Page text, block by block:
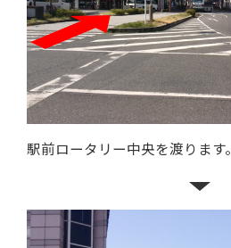
駅前ロータリー中央を渡ります。